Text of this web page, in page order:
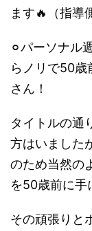
ます🔥（指導
⚪︎パーソナル
らノリで50歳
さん！
タイトルの通
方はいました
のため当然の
を50歳前に手
その頑張りと